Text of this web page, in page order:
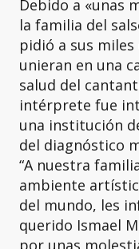
Debido a «unas
la familia del
pidió a sus
unieran en una
salud del
intérprete fue
una institución
del diagnóstico
“A nuestra
ambiente
del mundo, les
querido Ismael